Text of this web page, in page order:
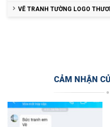
VẼ TRANH TƯỜNG LOGO
CẢM NHẬN